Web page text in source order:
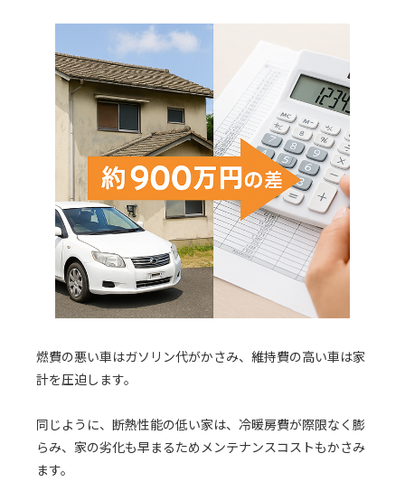
燃費の悪い車はガソリン代がかさみ、維持費の高い車は家
計を圧迫します。
同じように、断熱性能の低い家は、冷暖房費が際限なく膨
らみ、家の劣化も早まるためメンテナンスコストもかさみ
ます。